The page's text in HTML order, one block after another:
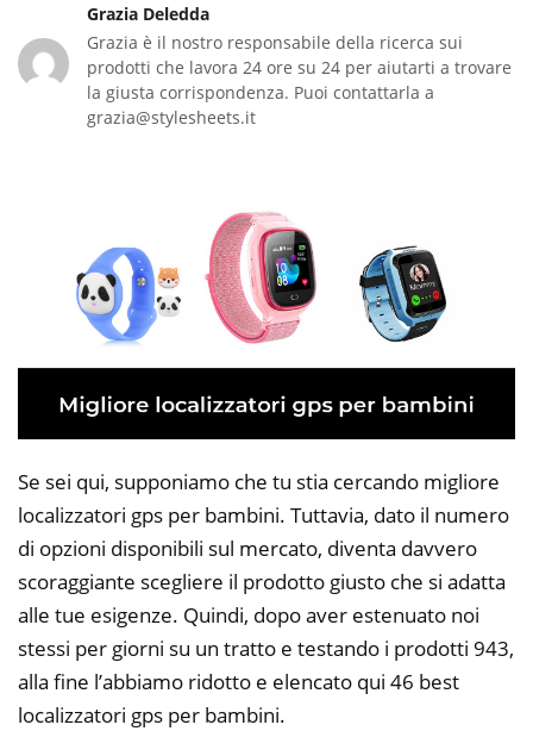
Grazia Deledda
Grazia è il nostro responsabile della ricerca sui
prodotti che lavora 24 ore su 24 per aiutarti a trovare
la giusta corrispondenza. Puoi contattarla a
grazia@stylesheets.it
Se sei qui, supponiamo che tu stia cercando migliore
localizzatori gps per bambini. Tuttavia, dato il numero
di opzioni disponibili sul mercato, diventa davvero
scoraggiante scegliere il prodotto giusto che si adatta
alle tue esigenze. Quindi, dopo aver estenuato noi
stessi per giorni su un tratto e testando i prodotti 943,
alla fine l’abbiamo ridotto e elencato qui 46 best
localizzatori gps per bambini.